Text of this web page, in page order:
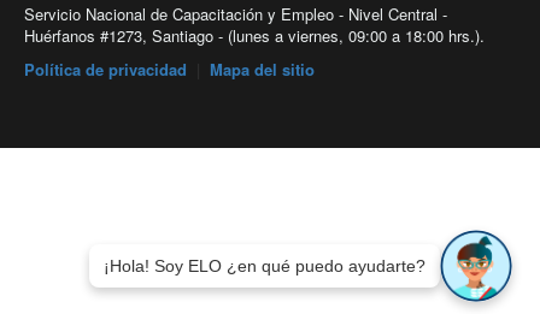
Servicio Nacional de Capacitación y Empleo - Nivel Central -
Huérfanos #1273, Santiago - (lunes a viernes, 09:00 a 18:00 hrs.).
Política de privacidad
Mapa del sitio
¡Hola! Soy ELO ¿en qué puedo ayudarte?